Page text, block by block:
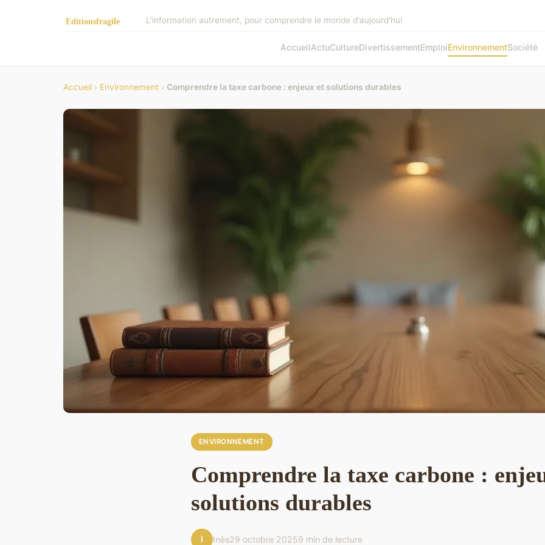
L'information autrement, pour comprendre le monde d'aujourd'hui
AccueilActuCultureDivertissementEmploiEnvironnementSociété
Accueil › Environnement › Comprendre la taxe carbone : enjeux et solutions durables
ENVIRONNEMENT
Comprendre la taxe carbone :
solutions durables
I Inès29 octobre 20259 min de lecture